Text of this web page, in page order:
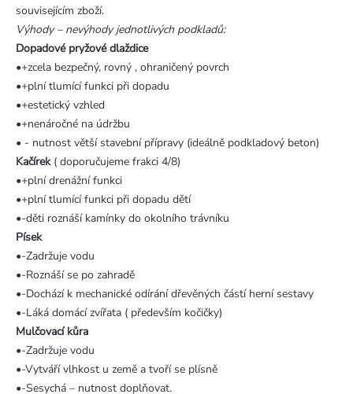
souvisejícím zboží.
Výhody – nevýhody jednotlivých podkladů:
Dopadové pryžové dlaždice
•+zcela bezpečný, rovný , ohraničený povrch
•+plní tlumící funkci při dopadu
•+estetický vzhled
•+nenáročné na údržbu
• - nutnost větší stavební přípravy (ideálně podkladový beton)
Kačírek( doporučujeme frakci 4/8)
•+plní drenážní funkci
•+plní tlumící funkci při dopadu dětí
•-děti roznáší kamínky do okolního trávníku
Písek
•-Zadržuje vodu
•-Roznáší se po zahradě
•-Dochází k mechanické odírání dřevěných částí herní sestavy
•-Láká domácí zvířata ( především kočičky)
Mulčovací kůra
•-Zadržuje vodu
•-Vytváří vlhkost u země a tvoří se plísně
•-Sesychá – nutnost doplňovat.